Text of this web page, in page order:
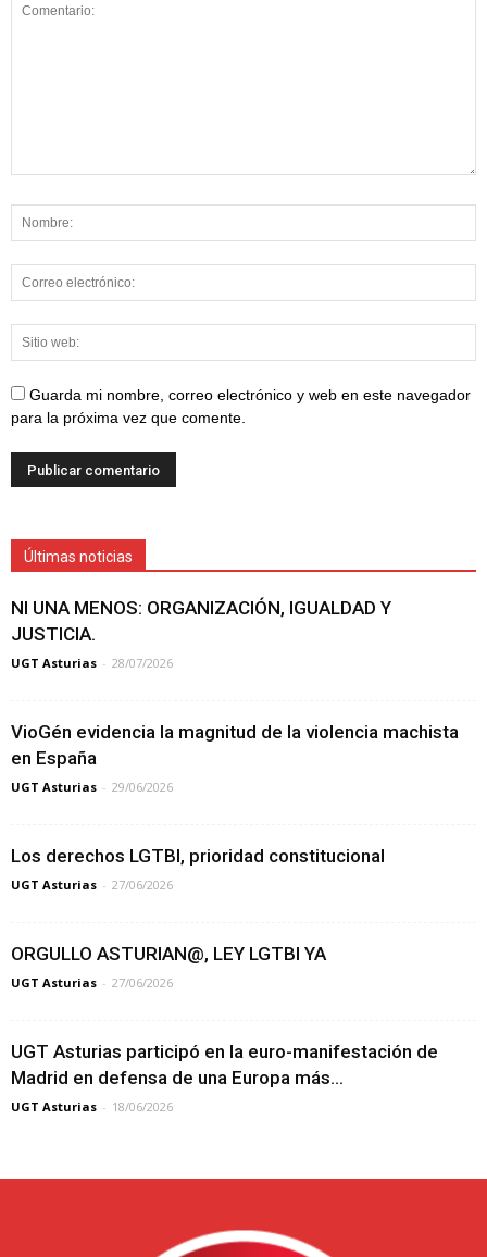
Guarda mi nombre, correo electrónico y web en este navegador
para la próxima vez que comente.
Últimas noticias
NI UNA MENOS: ORGANIZACIÓN, IGUALDAD Y
JUSTICIA.
UGT Asturias - 28/07/2026
VioGén evidencia la magnitud de la violencia machista
en España
UGT Asturias - 29/06/2026
Los derechos LGTBI, prioridad constitucional
UGT Asturias - 27/06/2026
ORGULLO ASTURIAN@, LEY LGTBI YA
UGT Asturias - 27/06/2026
UGT Asturias participó en la euro-manifestación de
Madrid en defensa de una Europa más...
UGT Asturias - 18/06/2026